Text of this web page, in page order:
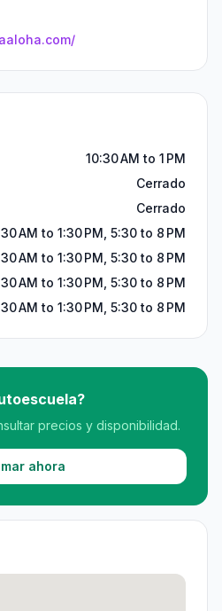
10:30 AM to 1 PM
Cerrado
Cerrado
AM to 1:30 PM, 5:30 to 8 PM
AM to 1:30 PM, 5:30 to 8 PM
AM to 1:30 PM, 5:30 to 8 PM
AM to 1:30 PM, 5:30 to 8 PM
precios y disponibilidad.
ahora